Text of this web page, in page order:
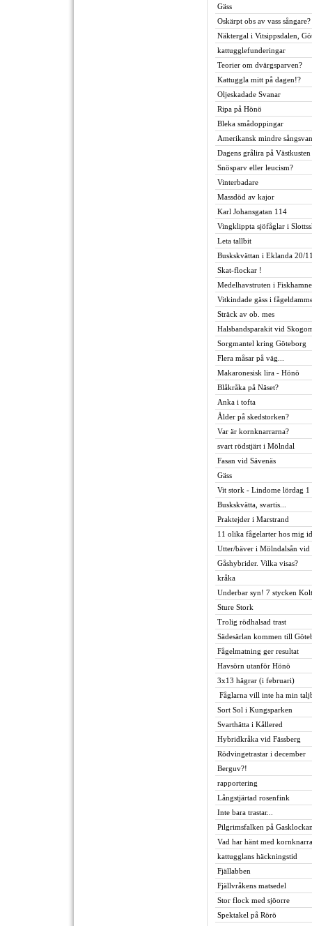
Gäss
Oskärpt obs av vass sångare?
Näktergal i Vitsippsdalen,
kattugglefunderingar
Teorier om dvärgsparven?
Kattuggla mitt på dagen!?
Oljeskadade Svanar
Ripa på Hönö
Bleka smådoppingar
Amerikansk mindre sångsvan
Dagens grålira på Västkusten
Snösparv eller leucism?
Vinterbadare
Massdöd av kajor
Karl Johansgatan 114
Vingklippta sjöfåglar i
Leta tallbit
Buskskvättan i Eklanda 20/
Skat-flockar !
Medelhavstruten i
Vitkindade gäss i
Sträck av ob. mes
Halsbandsparakit vid
Sorgmantel kring Göteborg
Flera måsar på väg...
Makaronesisk lira - Hönö
Blåkråka på Näset?
Anka i tofta
Ålder på skedstorken?
Var är kornknarrarna?
svart rödstjärt i Mölndal
Fasan vid Sävenäs
Gäss
Vit stork - Lindome lördag 1
Buskskvätta, svartis...
Praktejder i Marstrand
11 olika fågelarter hos mig
Utter/bäver i Mölndalsån
Gåshybrider. Vilka visas?
kråka
Underbar syn! 7 stycken
Sture Stork
Trolig rödhalsad trast
Sädesärlan kommen till
Fågelmatning ger resultat
Havsörn utanför Hönö
3x13 hägrar (i februari)
Fåglarna vill inte ha min
Sort Sol i Kungsparken
Svarthätta i Kållered
Hybridkråka vid Fässberg
Rödvingetrastar i december
Berguv?!
rapportering
Långstjärtad rosenfink
Inte bara trastar...
Pilgrimsfalken på
Vad har hänt med
kattugglans häckningstid
Fjällabben
Fjällvråkens matsedel
Stor flock med sjöorre
Spektakel på Rörö